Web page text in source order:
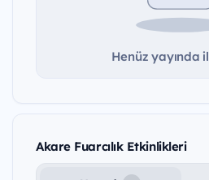
Henüz yayında
Akare Fuarcılık Etkinlikleri